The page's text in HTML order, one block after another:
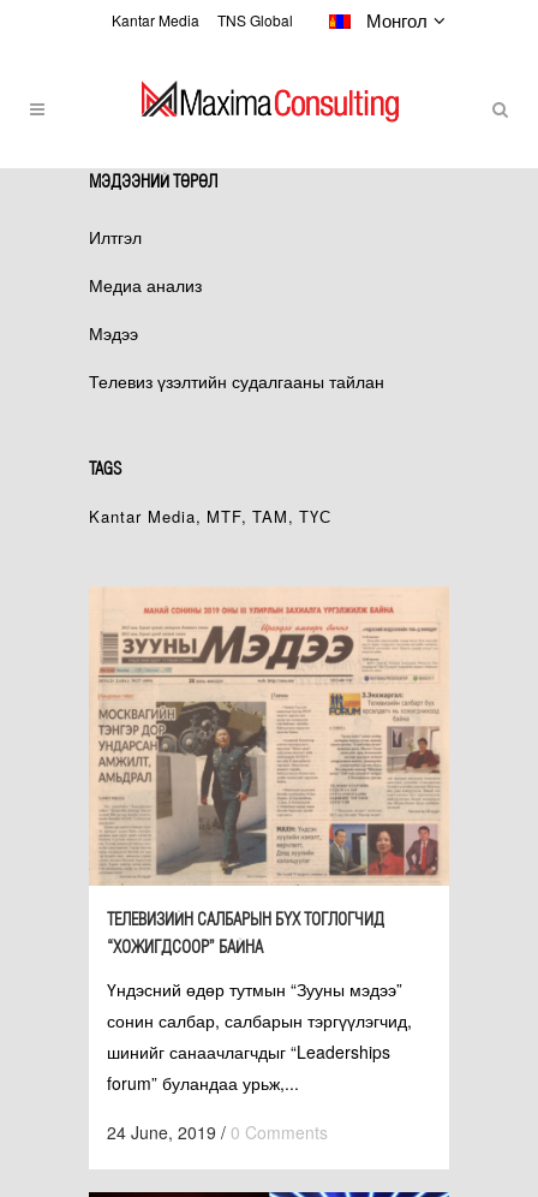
Kantar Media TNS Global Монгол
МЭДЭЭ
МЭДЭЭНИЙ ТӨРӨЛ
Илтгэл
Медиа анализ
Мэдээ
Телевиз үзэлтийн судалгааны тайлан
TAGS
Kantar Media MTF TAM ТҮС
ТЕЛЕВИЗИЙН САЛБАРЫН БҮХ ТОГЛОГЧИД
“ХОЖИГДСООР” БАЙНА
Үндэсний өдөр тутмын “Зууны мэдээ”
сонин салбар, салбарын тэргүүлэгчид,
шинийг санаачлагчдыг “Leaderships
forum” буландаа урьж,...
24 June, 2019 / 0 Comments